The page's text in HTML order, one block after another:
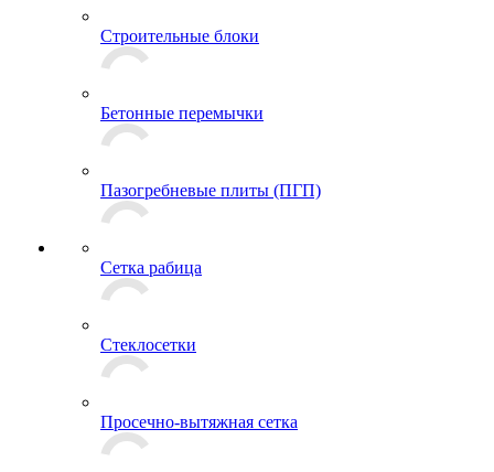
Строительные блоки
Бетонные перемычки
Пазогребневые плиты (ПГП)
Сетка рабица
Стеклосетки
Просечно-вытяжная сетка